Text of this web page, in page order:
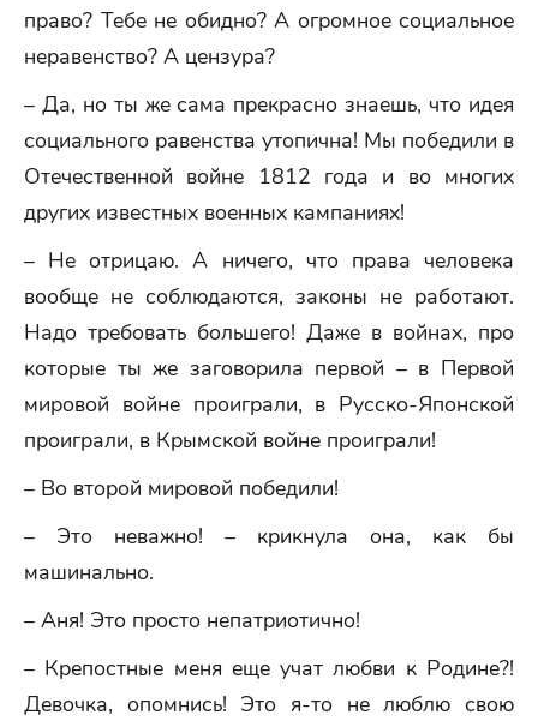
право? Тебе не обидно? А огромное социальное
неравенство? А цензура?
– Да, но ты же сама прекрасно знаешь, что идея
социального равенства утопична! Мы победили в
Отечественной войне 1812 года и во многих
других известных военных кампаниях!
– Не отрицаю. А ничего, что права человека
вообще не соблюдаются, законы не работают.
Надо требовать большего! Даже в войнах, про
которые ты же заговорила первой – в Первой
мировой войне проиграли, в Русско-Японской
проиграли, в Крымской войне проиграли!
– Во второй мировой победили!
– Это неважно! – крикнула она, как бы
машинально.
– Аня! Это просто непатриотично!
– Крепостные меня еще учат любви к Родине?!
Девочка, опомнись! Это я-то не люблю свою